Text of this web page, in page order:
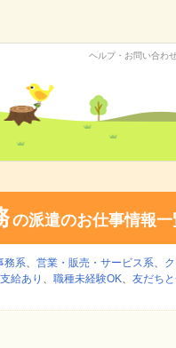
ヘルプ・お問い合わ
の派遣のお仕事情報一
務系、 営業・販売・サービス系、
給あり 、 職種未経験OK、 友だち